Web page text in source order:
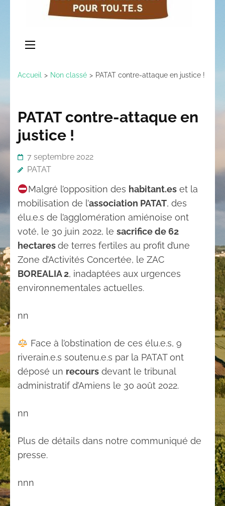
Accueil > Non classé > PATAT contre-attaque en justice !
PATAT contre-attaque en
justice !
7 septembre 2022
PATAT
Malgré l’opposition des habitant.eset la
mobilisation de l’association PATAT, des
élu.e.s de l’agglomération amiénoise ont
voté, le 30 juin 2022, le sacrifice de 62
hectaresde terres fertiles au profit d’une
Zone d’Activités Concertée, le ZAC
BOREALIA 2, inadaptées aux urgences
environnementales actuelles.
nn
Face à l’obstination de ces élu.e.s, 9
riverain.e.s soutenu.e.s par la PATAT ont
déposé un recours devant le tribunal
administratif d’Amiens le 30 août 2022.
nn
Plus de détails dans notre communiqué de
presse.
nnn